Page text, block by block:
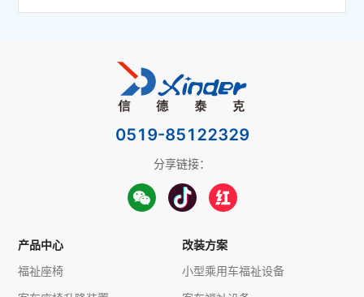
产品中心
福祉座椅
改装方案
小型乘用车福祉设备
0519-85122329
分享链接：